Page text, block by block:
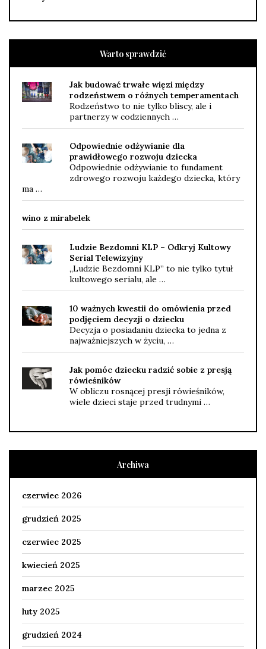
Warto sprawdzić
Jak budować trwałe więzi między
rodzeństwem o różnych temperamentach
Rodzeństwo to nie tylko bliscy, ale i
partnerzy w codziennych …
Odpowiednie odżywianie dla
prawidłowego rozwoju dziecka
Odpowiednie odżywianie to fundament
zdrowego rozwoju każdego dziecka, który
ma …
wino z mirabelek
Ludzie Bezdomni KLP – Odkryj Kultowy
Serial Telewizyjny
„Ludzie Bezdomni KLP” to nie tylko tytuł
kultowego serialu, ale …
10 ważnych kwestii do omówienia przed
podjęciem decyzji o dziecku
Decyzja o posiadaniu dziecka to jedna z
najważniejszych w życiu, …
Jak pomóc dziecku radzić sobie z presją
rówieśników
W obliczu rosnącej presji rówieśników,
wiele dzieci staje przed trudnymi …
Archiwa
czerwiec 2026
grudzień 2025
czerwiec 2025
kwiecień 2025
marzec 2025
luty 2025
grudzień 2024